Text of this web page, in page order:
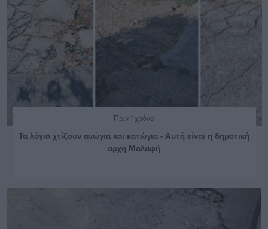
Πριν 1 χρόνο
Τα λόγια χτίζουν ανώγια και κατώγια - Αυτή είναι η δημοτική
αρχή Μαλαφή